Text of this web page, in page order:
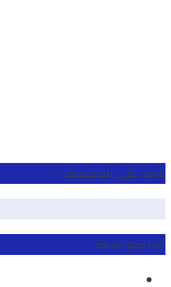
تابعنا على الفايسبوك
مواضيع سابقة